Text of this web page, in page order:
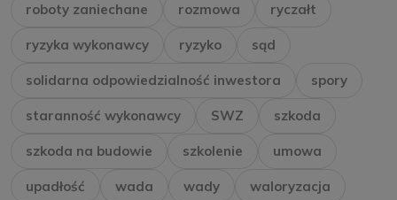
roboty zaniechane rozmowa ryczałt
ryzyka wykonawcy ryzyko sąd
solidarna odpowiedzialność inwestora spory
staranność wykonawcy SWZ szkoda
szkoda na budowie szkolenie umowa
upadłość wada wady waloryzacja